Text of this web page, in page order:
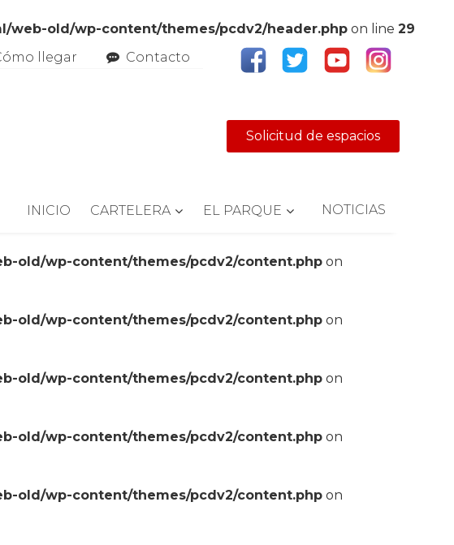
web-old/wp-content/themes/pcdv2/header.php on line 29
llegar Contacto
Solicitud de espacios
INICIO CARTELERA EL PARQUE NOTICIAS
old/wp-content/themes/pcdv2/content.php on
old/wp-content/themes/pcdv2/content.php on
old/wp-content/themes/pcdv2/content.php on
old/wp-content/themes/pcdv2/content.php on
old/wp-content/themes/pcdv2/content.php on